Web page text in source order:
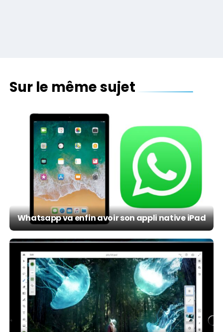
Sur le même sujet
Whatsapp va enfin avoir son appli native iPad